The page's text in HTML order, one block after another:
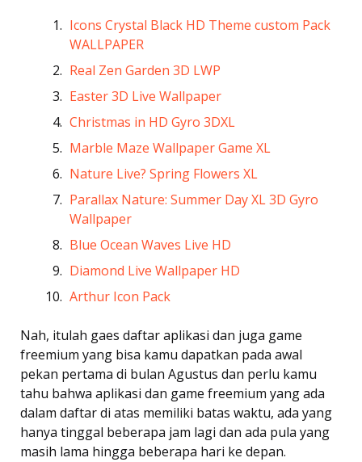
Icons Crystal Black HD Theme custom Pack
WALLPAPER
Real Zen Garden 3D LWP
Easter 3D Live Wallpaper
Christmas in HD Gyro 3DXL
Marble Maze Wallpaper Game XL
Nature Live? Spring Flowers XL
Parallax Nature: Summer Day XL 3D Gyro
Wallpaper
Blue Ocean Waves Live HD
Diamond Live Wallpaper HD
Arthur Icon Pack
Nah, itulah gaes daftar aplikasi dan juga game
freemium yang bisa kamu dapatkan pada awal
pekan pertama di bulan Agustus dan perlu kamu
tahu bahwa aplikasi dan game freemium yang ada
dalam daftar di atas memiliki batas waktu, ada yang
hanya tinggal beberapa jam lagi dan ada pula yang
masih lama hingga beberapa hari ke depan.